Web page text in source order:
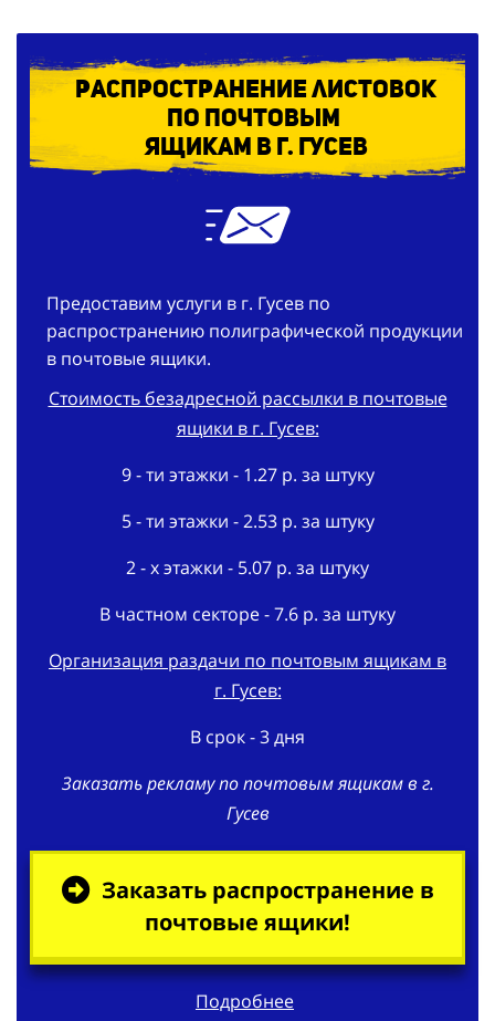
Распространение листовок
по почтовым
ящикам в г. Гусев
Предоставим услуги в г. Гусев по
распространению полиграфической продукции
в почтовые ящики.
Стоимость безадресной рассылки в почтовые
ящики в г. Гусев:
9 - ти этажки - 1.27 р. за штуку
5 - ти этажки - 2.53 р. за штуку
2 - х этажки - 5.07 р. за штуку
В частном секторе - 7.6 р. за штуку
Организация раздачи по почтовым ящикам в
г. Гусев:
В срок - 3 дня
Заказать рекламу по почтовым ящикам в г.
Гусев
Заказать распространение в
почтовые ящики!
Подробнее